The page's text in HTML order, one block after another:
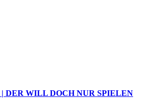
WILL DOCH NUR SPIELEN